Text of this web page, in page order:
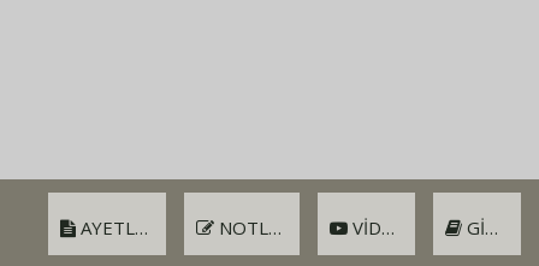
AYETLER NOTLAR VIDEO GIRIŞ